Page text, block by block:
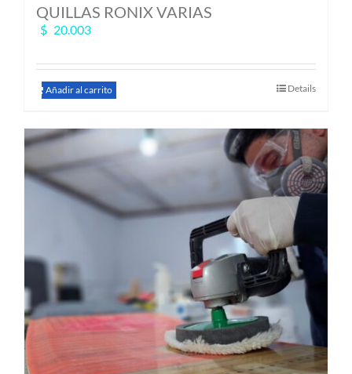
QUILLAS RONIX VARIAS
$ 20.003
Añadir al carrito Details